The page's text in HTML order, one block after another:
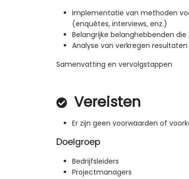
Implementatie van methoden
(enquêtes, interviews, enz.)
Belangrijke belanghebbenden
Analyse van verkregen resultaten
Samenvatting en vervolgstappen
Vereisten
Er zijn geen voorwaarden of
Doelgroep
Bedrijfsleiders
Projectmanagers